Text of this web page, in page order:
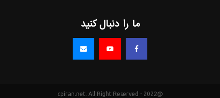
ما را دنبال کنید
@2022 - cpiran.net. All Right Reserved